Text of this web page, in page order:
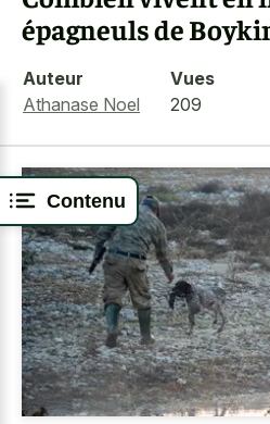
Contenu
épagneuls de
Auteur
Athanase Noel
Vues
209